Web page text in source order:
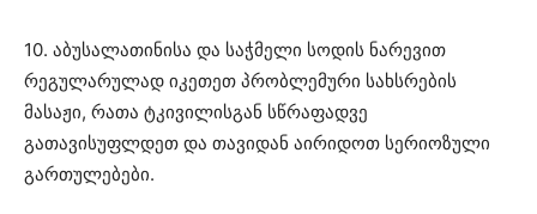
10. აბუსალათინისა და საჭმელი სოდის ნარევით
რეგულარულად იკეთეთ პრობლემური სახსრების
მასაჟი, რათა ტკივილისგან სწრაფადვე
გათავისუფლდეთ და თავიდან აირიდოთ სერიოზული
გართულებები.